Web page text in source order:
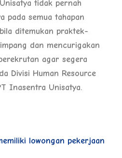
tidak pernah
pada semua tahapan
ditemukan praktek-
dan mencurigakan
agar segera
Divisi Human Resource
Inasentra Unisatya.
lowongan pekerjaan